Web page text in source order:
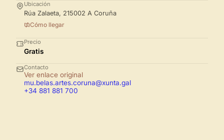
Ubicación
Rúa Zalaeta, 215002 A Coruña
Cómo llegar
Precio
Gratis
Contacto
Ver enlace original
mu.belas.artes.coruna@xunta.gal
+34 881 881 700